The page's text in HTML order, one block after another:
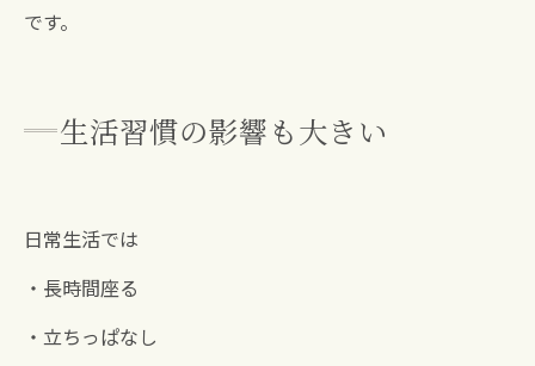
です。
生活習慣の影響も大きい
日常生活では
・長時間座る
・立ちっぱなし